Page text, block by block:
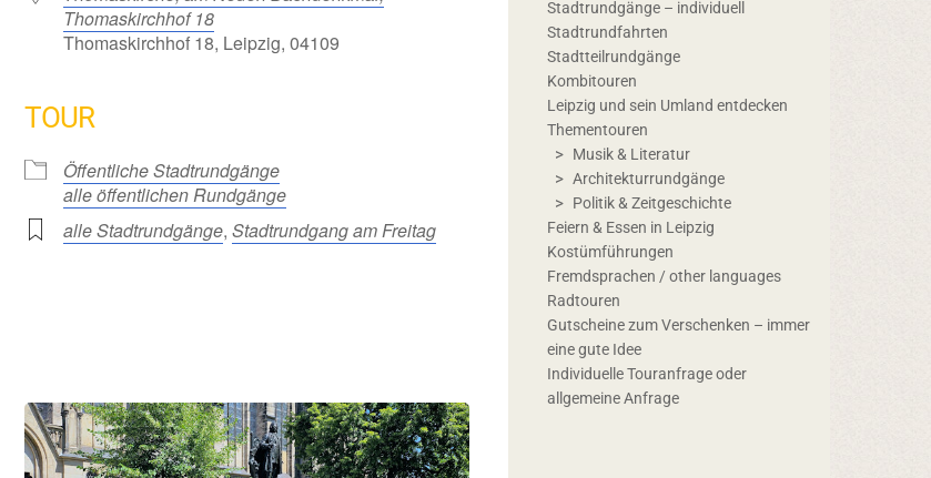
Thomaskirchhof 18
Thomaskirchhof 18, Leipzig, 04109
TOUR
Öffentliche Stadtrundgänge
alle öffentlichen Rundgänge
alle Stadtrundgänge, Stadtrundgang am Freitag
Stadtrundgänge – individuell
Stadtrundfahrten
Stadtteilrundgänge
Kombitouren
Leipzig und sein Umland entdecken
Thementouren
Musik & Literatur
Architekturrundgänge
Politik & Zeitgeschichte
Feiern & Essen in Leipzig
Kostümführungen
Fremdsprachen / other languages
Radtouren
Gutscheine zum Verschenken – immer
eine gute Idee
Individuelle Touranfrage oder
allgemeine Anfrage